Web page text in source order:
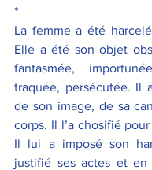
*
La femme a été
Elle a été son objet
fantasmée,
traquée, persécutée. Il
de son image, de sa
corps. Il l’a chosifié
Il lui a imposé son
justifié ses actes et